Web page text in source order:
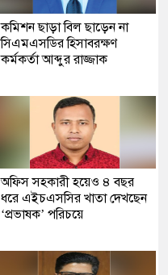
কমিশন ছাড়া বিল ছাড়েন না
সিএমএসডির হিসাবরক্ষণ
কর্মকর্তা আব্দুর রাজ্জাক
অফিস সহকারী হয়েও ৪ বছর
ধরে এইচএসসির খাতা দেখছেন
‘প্রভাষক’ পরিচয়ে